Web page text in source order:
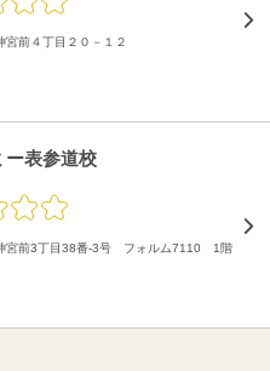
宮前４丁目２０－１２
ー表参道校
宮前3丁目38番-3号 フォルム7110 1階